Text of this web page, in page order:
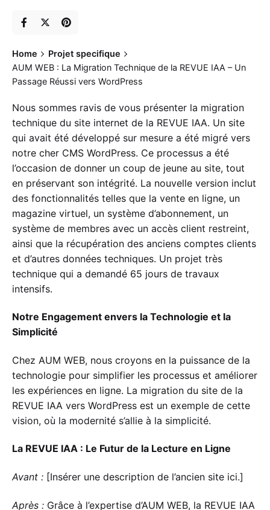
Home
Projet specifique
AUM WEB : La Migration Technique de la REVUE IAA – Un
Passage Réussi vers WordPress
Nous sommes ravis de vous présenter la migration
technique du site internet de la REVUE IAA. Un site
qui avait été développé sur mesure a été migré vers
notre cher CMS WordPress. Ce processus a été
l’occasion de donner un coup de jeune au site, tout
en préservant son intégrité. La nouvelle version inclut
des fonctionnalités telles que la vente en ligne, un
magazine virtuel, un système d’abonnement, un
système de membres avec un accès client restreint,
ainsi que la récupération des anciens comptes clients
et d’autres données techniques. Un projet très
technique qui a demandé 65 jours de travaux
intensifs.
Notre Engagement envers la Technologie et la
Simplicité
Chez AUM WEB, nous croyons en la puissance de la
technologie pour simplifier les processus et améliorer
les expériences en ligne. La migration du site de la
REVUE IAA vers WordPress est un exemple de cette
vision, où la modernité s’allie à la simplicité.
La REVUE IAA : Le Futur de la Lecture en Ligne
Avant : [Insérer une description de l’ancien site ici.]
Après : Grâce à l’expertise d’AUM WEB, la REVUE IAA